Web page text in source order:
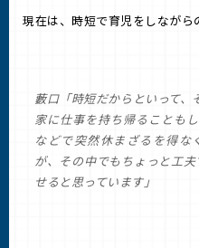
現在は、時短で育児をしながら
藪口「時短だからといって、
家に仕事を持ち帰ることも
などで突然休まざるを得
が、その中でもちょっと工
せると思っています」